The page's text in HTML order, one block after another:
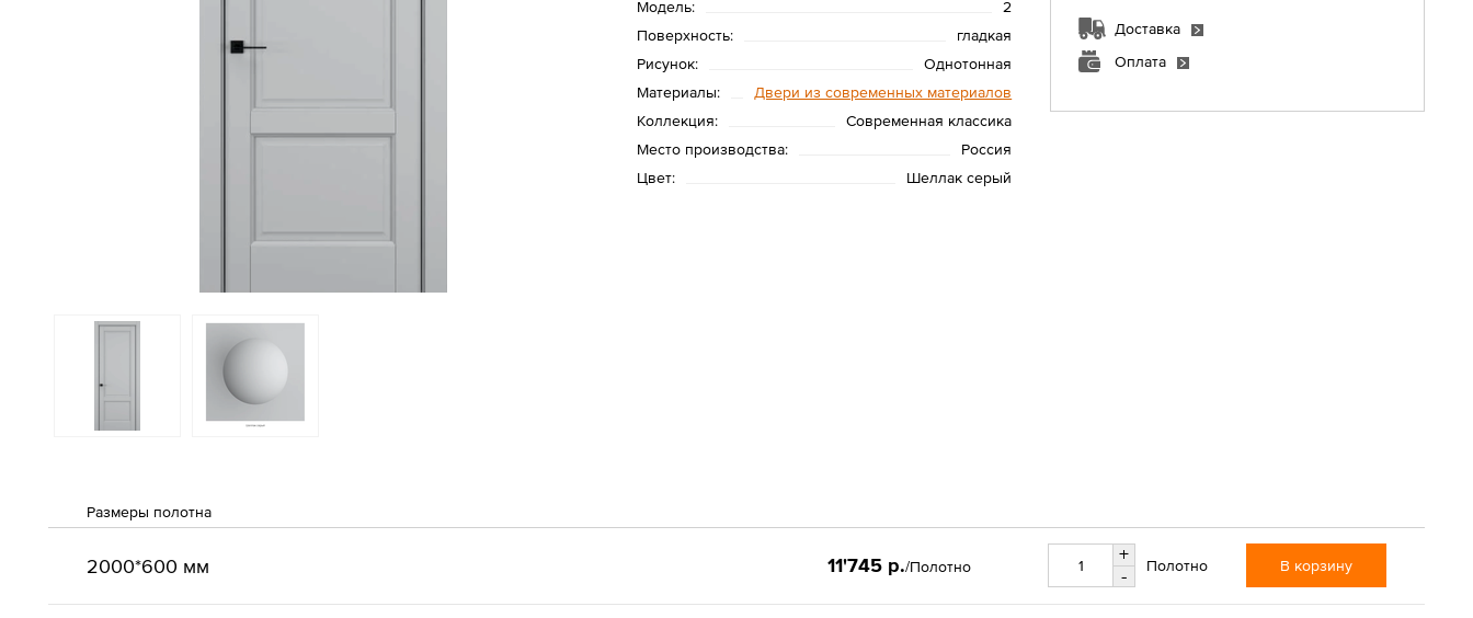
Модель:
2
Поверхность:
гладкая
Рисунок:
Однотонная
Материалы:
Двери из современных материалов
Коллекция:
Современная классика
Место производства:
Россия
Цвет:
Шеллак серый
Доставка
Оплата
Размеры полотна
2000*600 мм 11'745 р./Полотно
+
-
Полотно В корзину